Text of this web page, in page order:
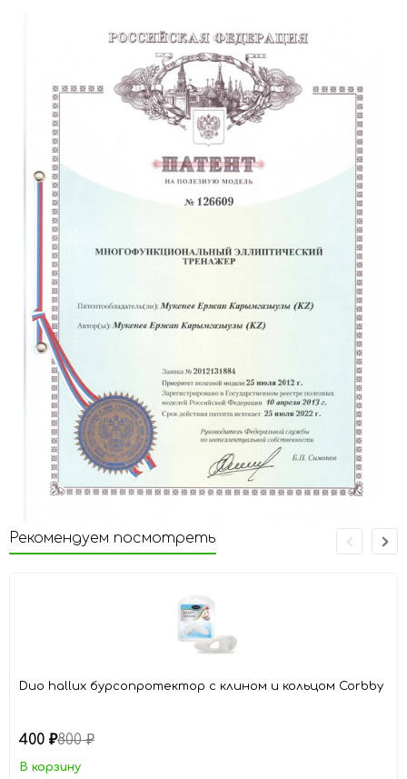
Рекомендуем посмотреть
Duo hallux бурсопротектор с клином и кольцом Corbby
400 ₽800₽
В корзину